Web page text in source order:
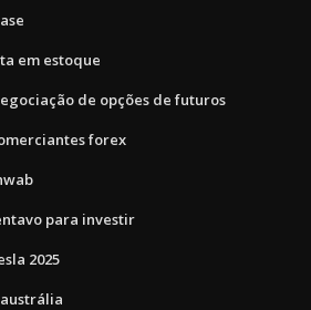
em estoque
de opções de futuros
forex
para investir
2025